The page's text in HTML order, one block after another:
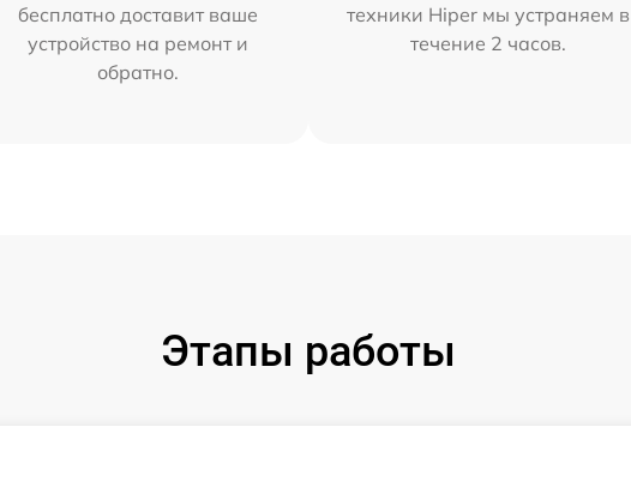
бесплатно доставит ваше
устройство на ремонт и
обратно.
техники Hiper мы устраняем в
течение 2 часов.
Этапы работы